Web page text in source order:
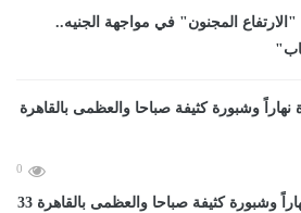
"الارتفاع المجنون" في مواجهة الجنيه..
0
الطقس غدا مائل للحرارة نهاراً وشبورة كثيفة صباحا والعظمى بالقاهرة 33